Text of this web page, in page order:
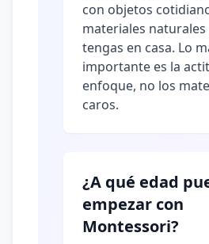
con objetos
materiales naturales
tengas en casa. Lo
importante es la
enfoque, no los
caros.
¿A qué edad
empezar con
Montessori?